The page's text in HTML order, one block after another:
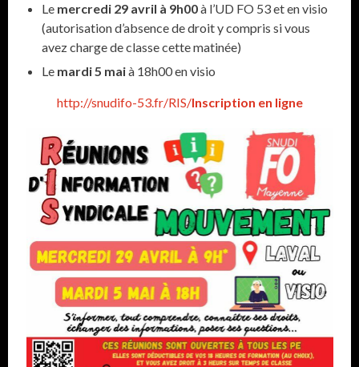
Le mercredi 29 avril à 9h00à l’UD FO 53 et en visio
(autorisation d’absence de droit y compris si vous
avez charge de classe cette matinée)
Le mardi 5 maià 18h00 en visio
http://snudifo-53.fr/RIS/Inscription en ligne